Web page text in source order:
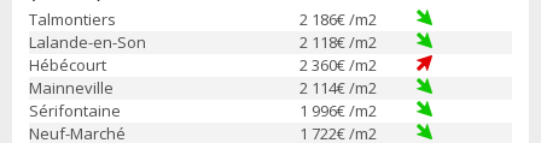
Talmontiers 2 186€ /m2
Lalande-en-Son
2 118€ /m2
Hébécourt
2 360€ /m2
Mainneville
2 114€ /m2
Sérifontaine
1 996€ /m2
Neuf-Marché
1 722€ /m2